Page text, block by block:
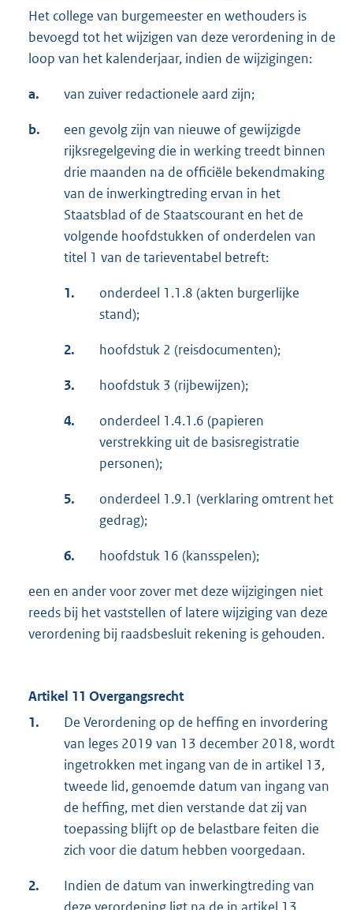
Het college van burgemeester en wethouders is
bevoegd tot het wijzigen van deze verordening in de
loop van het kalenderjaar, indien de wijzigingen:
a. van zuiver redactionele aard zijn;
b.
een gevolg zijn van nieuwe of gewijzigde
rijksregelgeving die in werking treedt binnen
drie maanden na de officiële bekendmaking
van de inwerkingtreding ervan in het
Staatsblad of de Staatscourant en het de
volgende hoofdstukken of onderdelen van
titel 1 van de tarieventabel betreft:
1.
onderdeel 1.1.8 (akten burgerlijke
stand);
2. hoofdstuk 2 (reisdocumenten);
3. hoofdstuk 3 (rijbewijzen);
4.
onderdeel 1.4.1.6 (papieren
verstrekking uit de basisregistratie
personen);
5.
onderdeel 1.9.1 (verklaring omtrent het
gedrag);
6. hoofdstuk 16 (kansspelen);
een en ander voor zover met deze wijzigingen niet
reeds bij het vaststellen of latere wijziging van deze
verordening bij raadsbesluit rekening is gehouden.
Artikel 11 Overgangsrecht
1.
De Verordening op de heffing en invordering
van leges 2019 van 13 december 2018, wordt
ingetrokken met ingang van de in artikel 13,
tweede lid, genoemde datum van ingang van
de heffing, met dien verstande dat zij van
toepassing blijft op de belastbare feiten die
zich voor die datum hebben voorgedaan.
2.
Indien de datum van inwerkingtreding van